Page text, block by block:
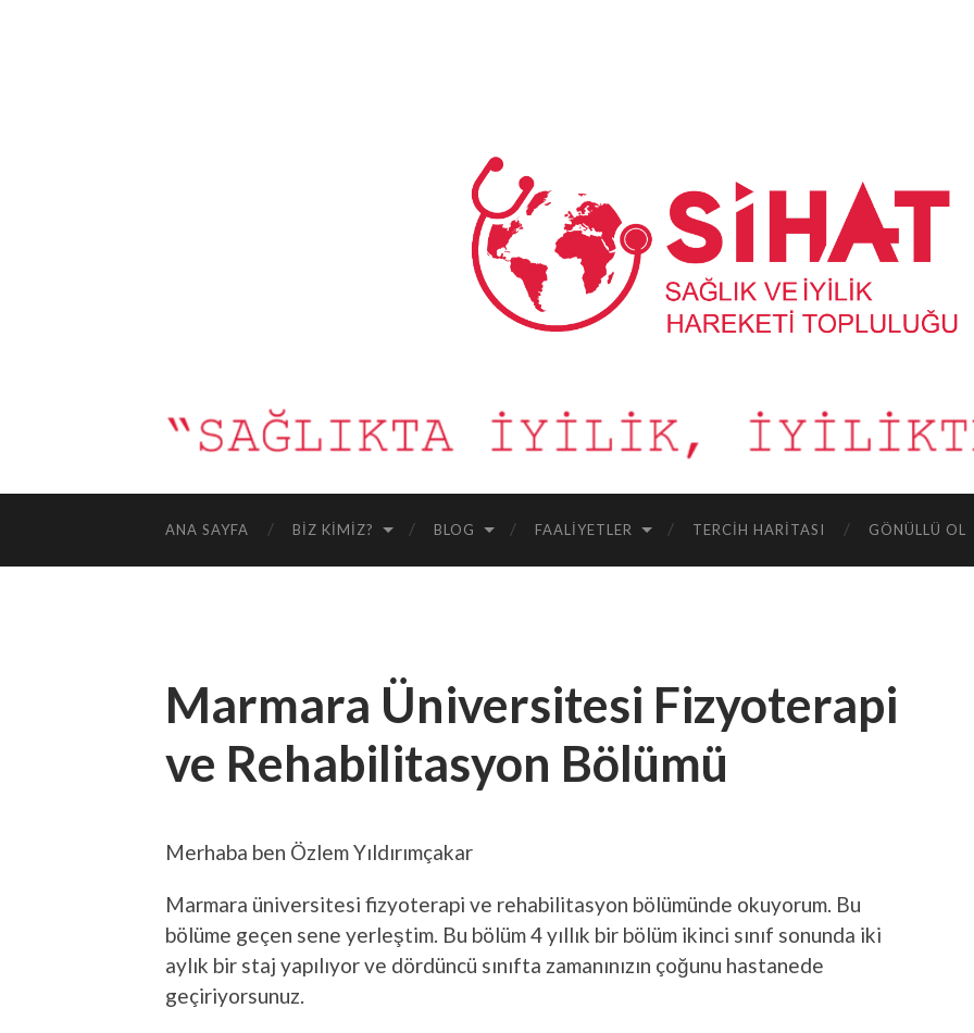
İyilik
Hareketi
ANA SAYFA BIZ KIMIZ? BLOG FAALIYETLER TERCIH HARITASI GÖNÜLLÜ OL
Marmara Üniversitesi Fizyoterapi
ve Rehabilitasyon Bölümü
Merhaba ben Özlem Yıldırımçakar
Marmara üniversitesi fizyoterapi ve rehabilitasyon bölümünde okuyorum. Bu
bölüme geçen sene yerleştim. Bu bölüm 4 yıllık bir bölüm ikinci sınıf sonunda iki
aylık bir staj yapılıyor ve dördüncü sınıfta zamanınızın çoğunu hastanede
geçiriyorsunuz.